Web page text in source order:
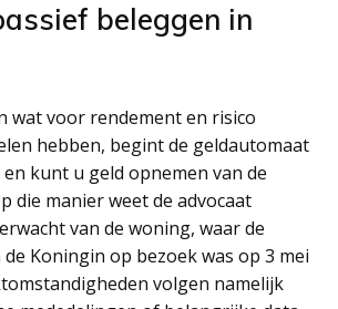
beleggen in
wat voor rendement en risico
hebben, begint de geldautomaat
kunt u geld opnemen van de
die manier weet de advocaat
van de woning, waar de
Koningin op bezoek was op 3 mei
volgen namelijk